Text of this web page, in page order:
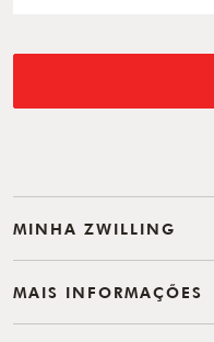
MINHA ZWILLING
MAIS INFORMAÇÕES